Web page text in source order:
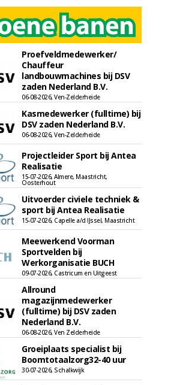
Proefveldmedewerker/
Chauffeur
landbouwmachines bij DSV
zaden Nederland B.V.
06-08-2026, Ven-Zelderheide
Kasmedewerker (fulltime) bij
DSV zaden Nederland B.V.
06-08-2026, Ven-Zelderheide
Projectleider Sport bij Antea
Realisatie
15-07-2026, Almere, Maastricht,
Oosterhout
Uitvoerder civiele techniek &
sport bij Antea Realisatie
15-07-2026, Capelle a/d IJssel, Maastricht
Meewerkend Voorman
Sportvelden bij
Werkorganisatie BUCH
09-07-2026, Castricum en Uitgeest
Allround
magazijnmedewerker
(fulltime) bij DSV zaden
Nederland B.V.
06-08-2026, Ven Zelderheide
Groeiplaats specialist bij
Boomtotaalzorg32-40 uur
30-07-2026, Schalkwijk